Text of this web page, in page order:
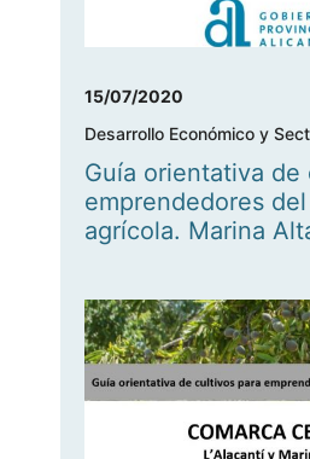
15/07/2020
Desarrollo Económico y
Guía orientativa de
emprendedores
agrícola. Marina